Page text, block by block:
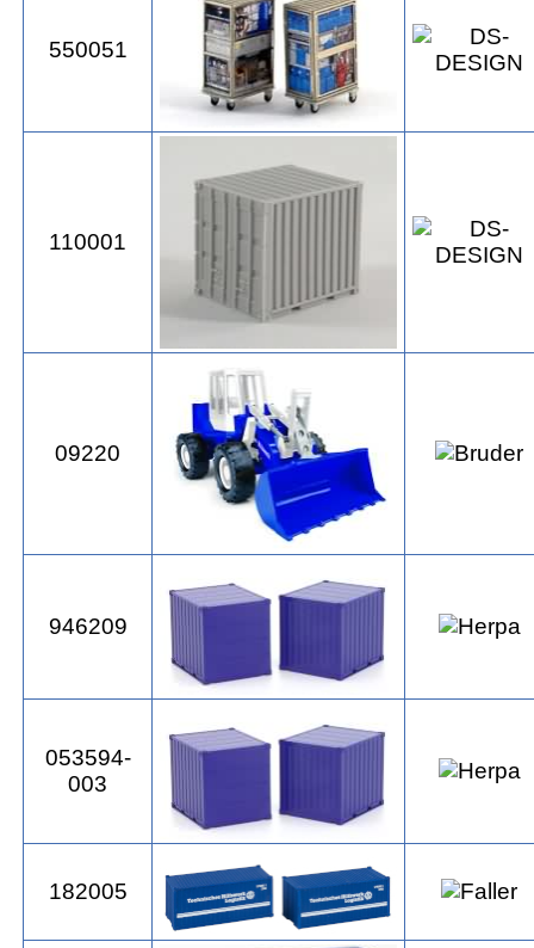
550051
110001
09220
946209
053594-
003
182005